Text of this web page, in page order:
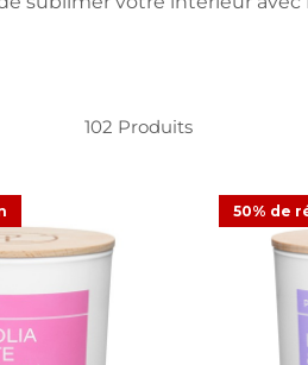
102 Produits
Home Magnolia &
32.95 Offre
50% de
Pot à
CHF